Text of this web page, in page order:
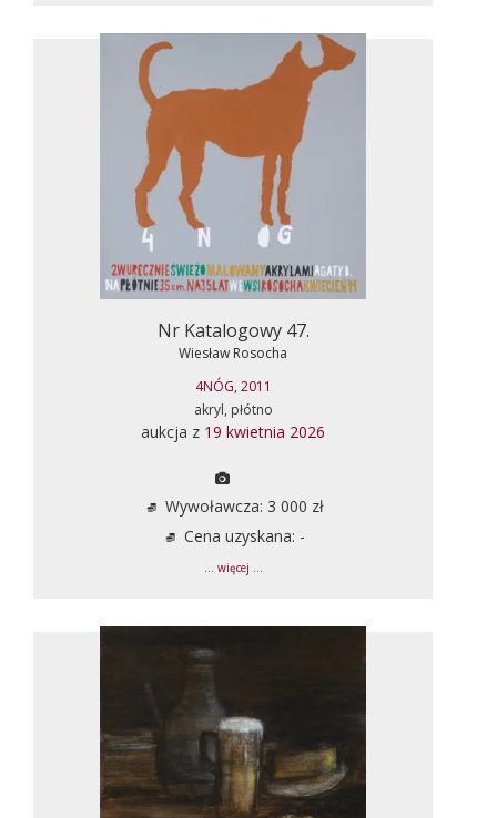
Nr Katalogowy 47.
Wiesław Rosocha
4NÓG, 2011
akryl, płótno
aukcja z 19 kwietnia 2026
Wywoławcza: 3 000 zł
Cena uzyskana: -
... więcej ...